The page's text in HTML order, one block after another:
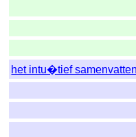
het intu�tief